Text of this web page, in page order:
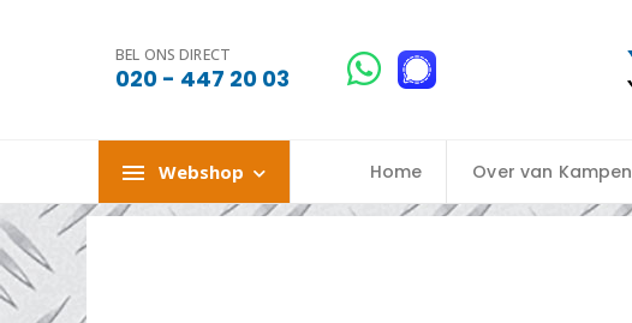
BEL ONS DIRECT
020 - 447 20 03
Webshop Home Over van Kampen